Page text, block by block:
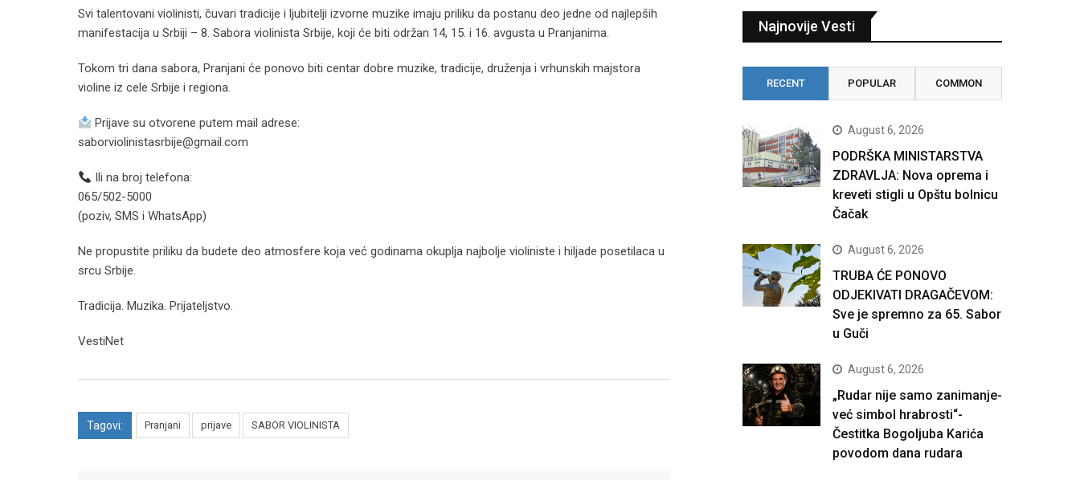
Svi talentovani violinisti, čuvari tradicije i ljubitelji izvorne muzike imaju priliku da postanu deo jedne od najlepših
manifestacija u Srbiji – 8. Sabora violinista Srbije, koji će biti održan 14, 15. i 16. avgusta u Pranjanima.
Tokom tri dana sabora, Pranjani će ponovo biti centar dobre muzike, tradicije, druženja i vrhunskih majstora
violine iz cele Srbije i regiona.
Prijave su otvorene putem mail adrese:
saborviolinistasrbije@gmail.com
Ili na broj telefona:
065/502-5000
(poziv, SMS i WhatsApp)
Ne propustite priliku da budete deo atmosfere koja već godinama okuplja najbolje violiniste i hiljade posetilaca u
srcu Srbije.
Tradicija. Muzika. Prijateljstvo.
VestiNet
Tagovi: Pranjani prijave SABOR VIOLINISTA
Najnovije Vesti
RECENT POPULAR COMMON
August 6, 2026
PODRŠKA MINISTARSTVA
ZDRAVLJA: Nova oprema i
kreveti stigli u Opštu bolnicu
Čačak
August 6, 2026
TRUBA ĆE PONOVO
ODJEKIVATI DRAGAČEVOM:
Sve je spremno za 65. Sabor
u Guči
August 6, 2026
„Rudar nije samo zanimanje-
već simbol hrabrosti“-
Čestitka Bogoljuba Karića
povodom dana rudara